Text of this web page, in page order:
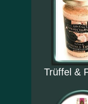
Trüffel &